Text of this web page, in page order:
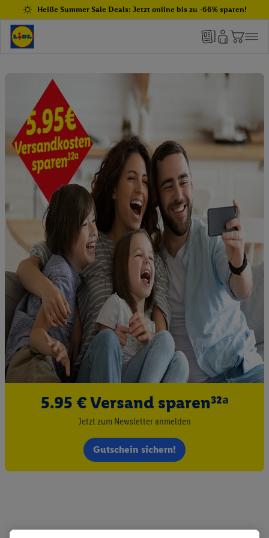
Heiße Summer Sale Deals: Jetzt online bis zu -66% sparen!
5.95 € Versand sparen³²ᵃ
Jetzt zum Newsletter anmelden
Gutschein sichern!